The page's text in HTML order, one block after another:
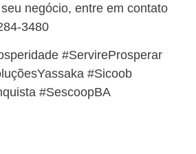
negócio, entre em contato
3480
#ServireProsperar
#Sicoob
#SescoopBA